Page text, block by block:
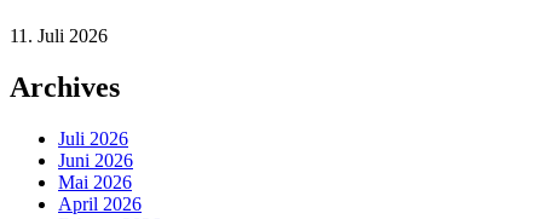
11. Juli 2026
Archives
Juli 2026
Juni 2026
Mai 2026
April 2026